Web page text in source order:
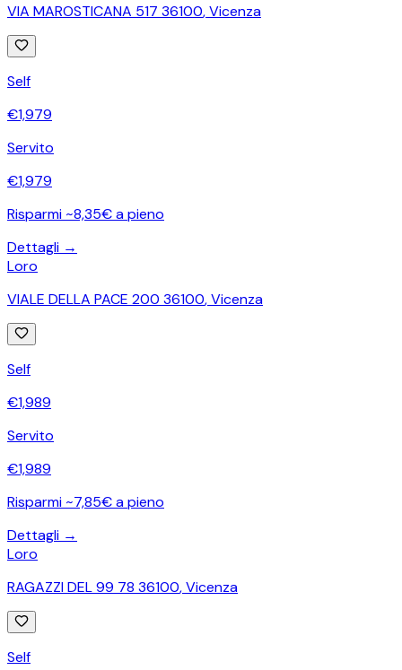
VIA MAROSTICANA 517 36100,Vicenza
Self
€1,979
Servito
€1,979
Risparmi ~8,35€ a pieno
Dettagli →
Loro
VIALE DELLA PACE 200 36100,Vicenza
Self
€1,989
Servito
€1,989
Risparmi ~7,85€ a pieno
Dettagli →
Loro
RAGAZZI DEL 99 78 36100,Vicenza
Self